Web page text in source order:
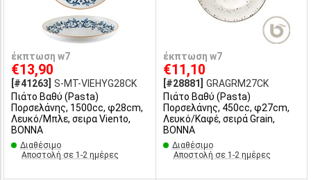
έκπτωση w7
€13,90
[#41263] S-MT-VIEHYG28CK
Πιάτο Βαθύ (Pasta)
Πορσελάνης, 1500cc, φ28cm,
Λευκό/Μπλε, σειρα Viento,
BONNA
Διαθέσιμο
Αποστολή σε 1-2 ημέρες
έκπτωση w7
€11,10
[#28881]
GRAGRM27CK
Πιάτο Βαθύ (Pasta)
Πορσελάνης, 450cc, φ27cm,
Λευκό/Καφέ, σειρά Grain,
BONNA
Διαθέσιμο
Αποστολή σε 1-2 ημέρες